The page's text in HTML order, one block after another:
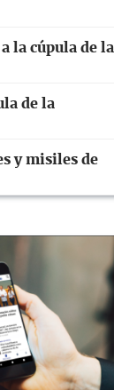
la cúpula de la
de la
y misiles de